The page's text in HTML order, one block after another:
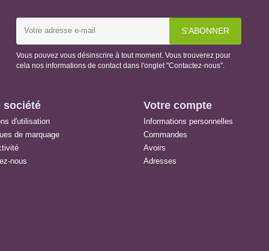
Vous pouvez vous désinscrire à tout moment. Vous trouverez pour
cela nos informations de contact dans l'onglet "Contactez-nous".
société
d'utilisation
de marquage
nous
Votre compte
Informations personnelles
Commandes
Avoirs
Adresses